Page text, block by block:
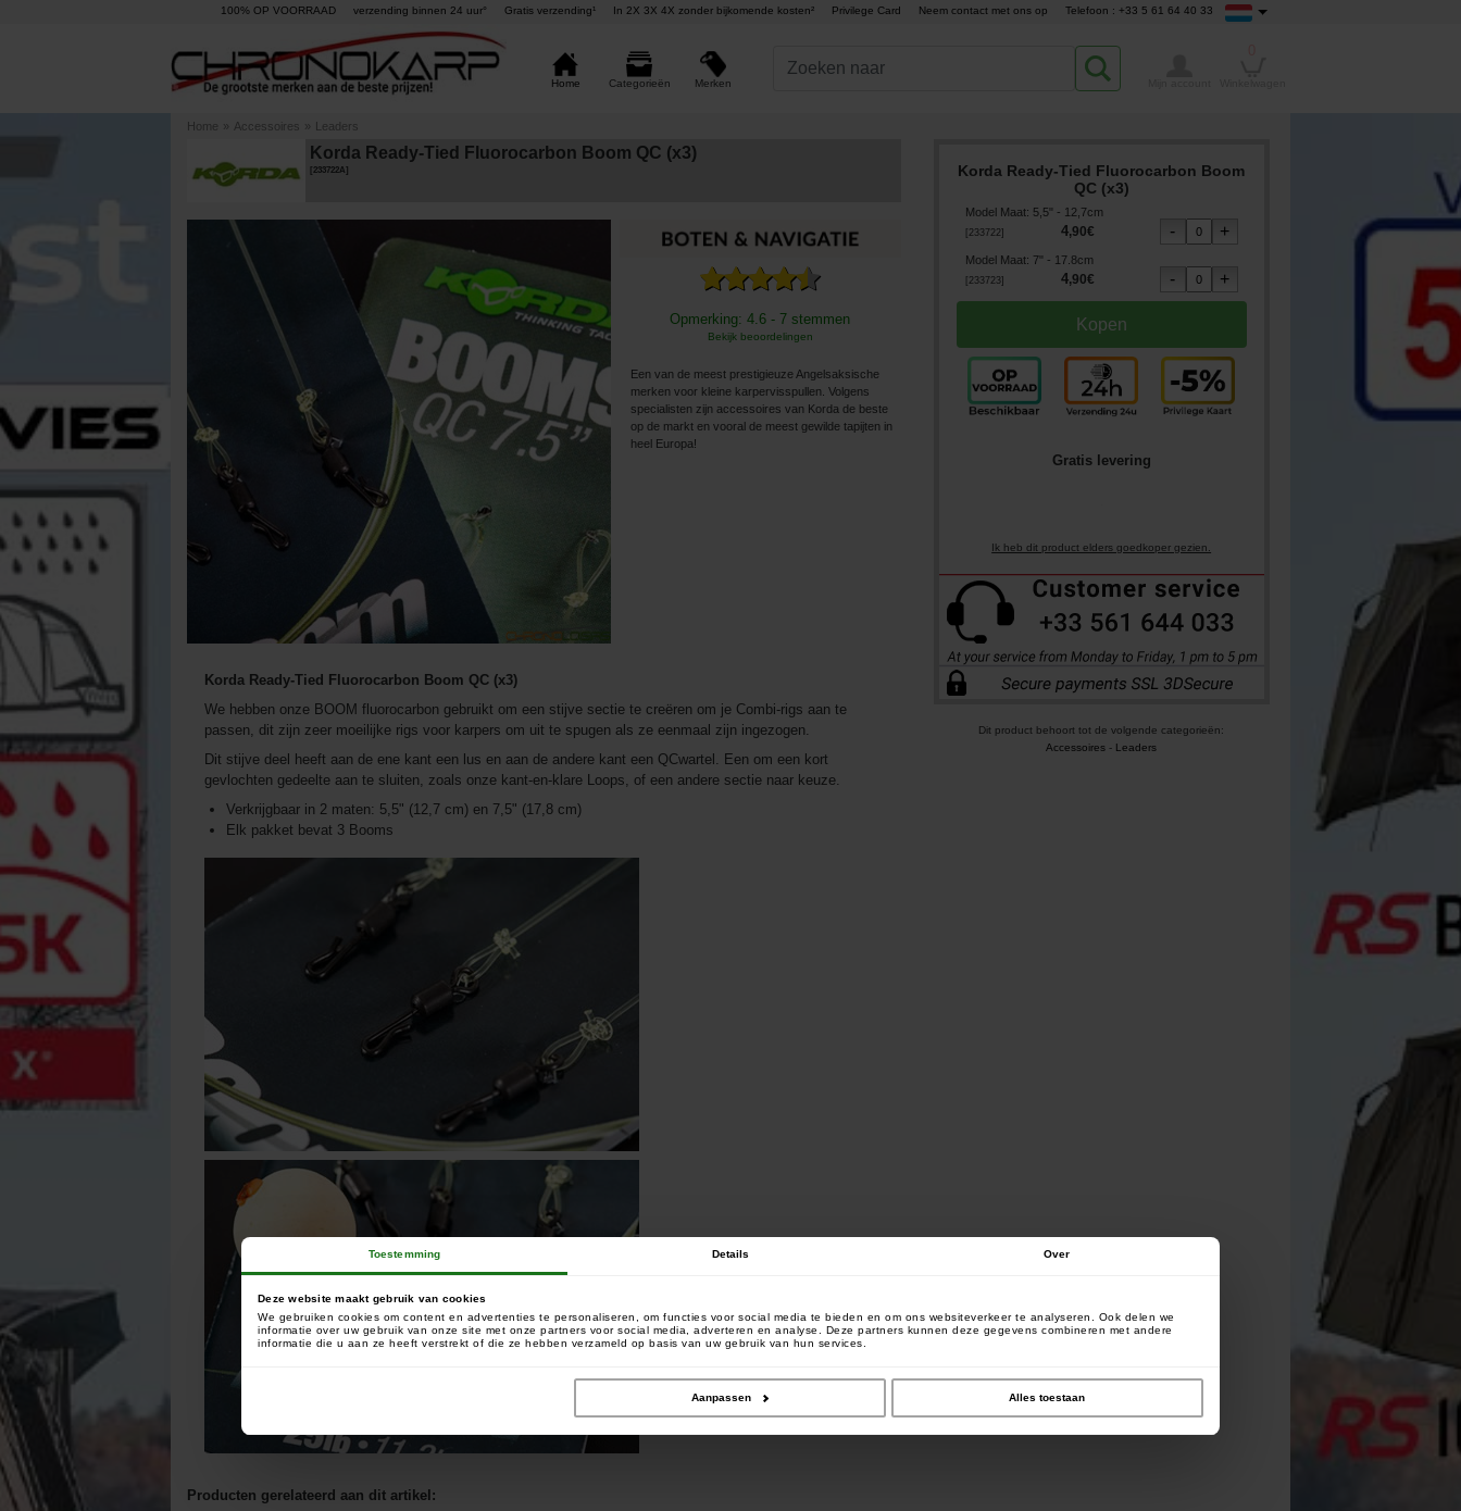
Toestemming Details Over
Deze website maakt gebruik van cookies
We gebruiken cookies om content en advertenties te personaliseren, om functies voor social media te bieden en om ons websiteverkeer te analyseren. Ook delen we
informatie over uw gebruik van onze site met onze partners voor social media, adverteren en analyse. Deze partners kunnen deze gegevens combineren met andere
informatie die u aan ze heeft verstrekt of die ze hebben verzameld op basis van uw gebruik van hun services.
Aanpassen Alles toestaan
100% OP VOORRAAD verzending binnen 24 uur° Gratis verzending¹ In 2X 3X 4X zonder bijkomende kosten² Privilege Card Neem contact met ons op Telefoon : +33 5 61 64 40 33
Home Categorieën Merken
Home » Accessoires » Leaders
Korda Ready-Tied Fluorocarbon Boom QC (x3)
233722A]
Opmerking: 4.6 - 7 stemmen
Bekijk beoordelingen
Een van de meest prestigieuze Angelsaksische
merken voor kleine karpervisspullen. Volgens
specialisten zijn accessoires van Korda de beste
op de markt en vooral de meest gewilde tapijten in
heel Europa!
Korda Ready-Tied Fluorocarbon Boom
QC (x3)
Model Maat: 5,5" - 12,7cm
233722] 4,90€
Model Maat: 7" - 17.8cm
233723 ] 4,90€
Gratis levering
Ik heb dit product elders goedkoper gezien.
Dit product behoort tot de volgende categorieën:
Accessoires - Leaders
Korda Ready-Tied Fluorocarbon Boom QC (x3)
We hebben onze BOOM fluorocarbon gebruikt om een ​​stijve sectie te creëren om je Combi-rigs aan te
passen, dit zijn zeer moeilijke rigs voor karpers om uit te spugen als ze eenmaal zijn ingezogen.
Dit stijve deel heeft aan de ene kant een lus en aan de andere kant een QCwartel. Een om een ​​kort
gevlochten gedeelte aan te sluiten, zoals onze kant-en-klare Loops, of een andere sectie naar keuze.
Verkrijgbaar in 2 maten: 5,5" (12,7 cm) en 7,5" (17,8 cm)
Elk pakket bevat 3 Booms
Producten gerelateerd aan dit artikel: